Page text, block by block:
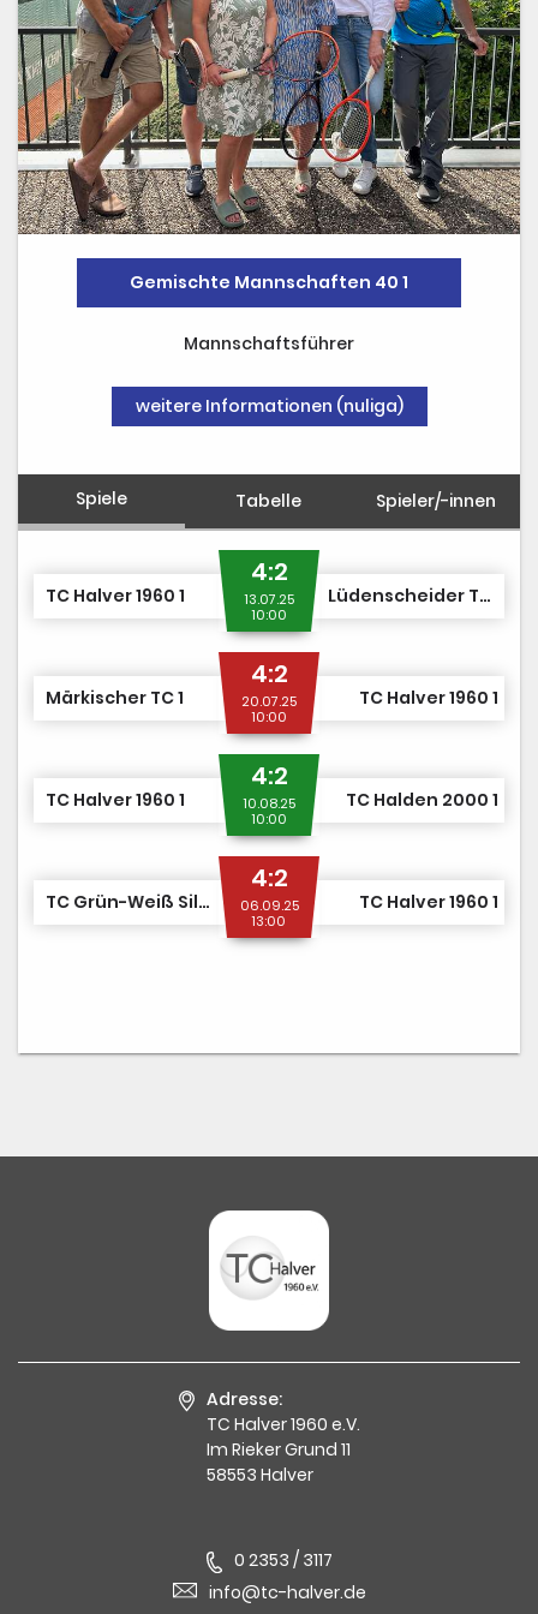
Gemischte Mannschaften 40 1
Mannschaftsführer
weitere Informationen (nuliga)
Spiele Tabelle Spieler/-innen
TC Halver 1960 1
4:2
13.07.25
10:00
Lüdenscheider TV v. 1861 1
Märkischer TC 1
4:2
20.07.25
10:00
TC Halver 1960 1
TC Halver 1960 1
4:2
10.08.25
10:00
TC Halden 2000 1
TC Grün-Weiß Silschede 1
4:2
06.09.25
13:00
TC Halver 1960 1
Adresse:
TC Halver 1960 e.V.
Im Rieker Grund 11
58553 Halver
0 2353 / 3117
info@tc-halver.de